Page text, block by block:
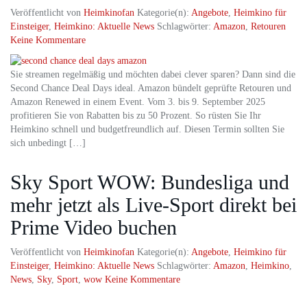
Veröffentlicht von Heimkinofan Kategorie(n): Angebote, Heimkino für
Einsteiger, Heimkino: Aktuelle News Schlagwörter: Amazon, Retouren
Keine Kommentare
Sie streamen regelmäßig und möchten dabei clever sparen? Dann sind die
Second Chance Deal Days ideal. Amazon bündelt geprüfte Retouren und
Amazon Renewed in einem Event. Vom 3. bis 9. September 2025
profitieren Sie von Rabatten bis zu 50 Prozent. So rüsten Sie Ihr
Heimkino schnell und budgetfreundlich auf. Diesen Termin sollten Sie
sich unbedingt […]
Sky Sport WOW: Bundesliga und
mehr jetzt als Live-Sport direkt bei
Prime Video buchen
Veröffentlicht von Heimkinofan Kategorie(n): Angebote, Heimkino für
Einsteiger, Heimkino: Aktuelle News Schlagwörter: Amazon, Heimkino,
News, Sky, Sport, wow Keine Kommentare